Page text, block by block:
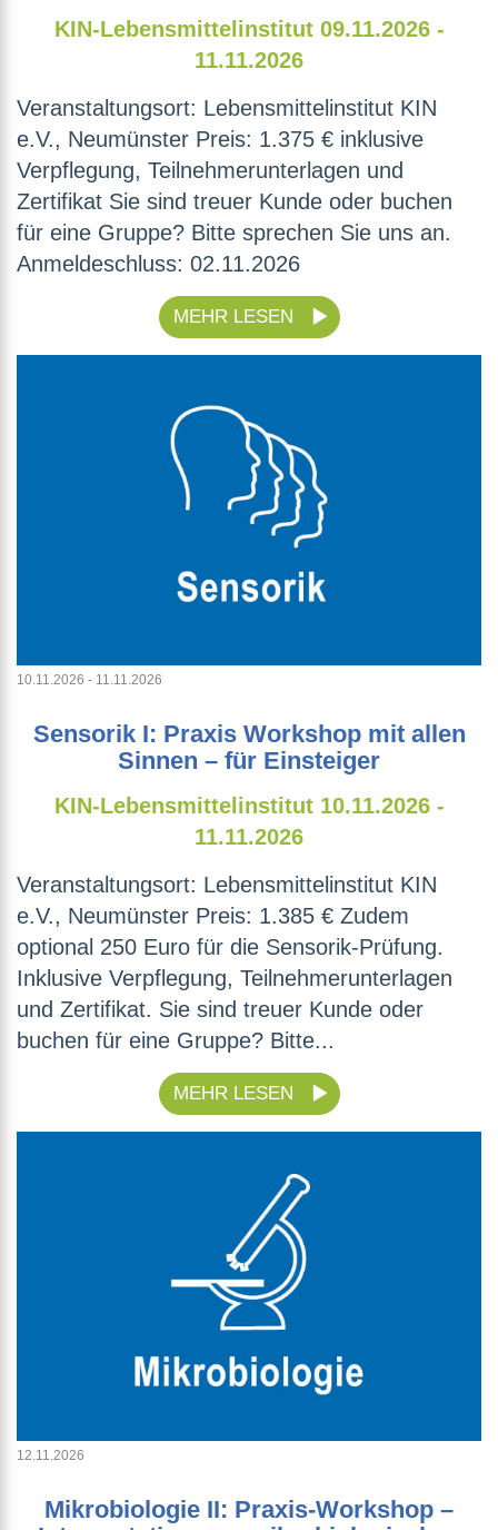
KIN-Lebensmittelinstitut 09.11.2026 -
11.11.2026
Veranstaltungsort: Lebensmittelinstitut KIN
e.V., Neumünster Preis: 1.375 € inklusive
Verpflegung, Teilnehmerunterlagen und
Zertifikat Sie sind treuer Kunde oder buchen
für eine Gruppe? Bitte sprechen Sie uns an.
Anmeldeschluss: 02.11.2026
MEHR LESEN
10.11.2026 - 11.11.2026
Sensorik I: Praxis Workshop mit allen
Sinnen – für Einsteiger
KIN-Lebensmittelinstitut 10.11.2026 -
11.11.2026
Veranstaltungsort: Lebensmittelinstitut KIN
e.V., Neumünster Preis: 1.385 € Zudem
optional 250 Euro für die Sensorik-Prüfung.
Inklusive Verpflegung, Teilnehmerunterlagen
und Zertifikat. Sie sind treuer Kunde oder
buchen für eine Gruppe? Bitte...
MEHR LESEN
12.11.2026
Mikrobiologie II: Praxis-Workshop –